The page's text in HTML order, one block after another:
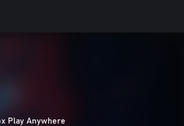
Play Anywhere